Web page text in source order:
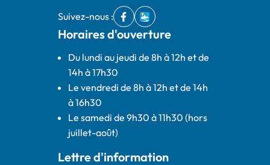
Suivez-nous :
Facebook
(ouverture dans un nouvel onglet)
IntraMuros
(ouverture dans un nouvel
Horaires d'ouverture
Du lundi au jeudi de 8h à 12h et de
14h à 17h30
Le vendredi de 8h à 12h et de 14h
à 16h30
Le samedi de 9h30 à 11h30 (hors
juillet-août)
Lettre d'information